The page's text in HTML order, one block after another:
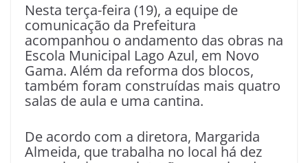
Nesta terça-feira (19), a equipe de
comunicação da Prefeitura
acompanhou o andamento das obras na
Escola Municipal Lago Azul, em Novo
Gama. Além da reforma dos blocos,
também foram construídas mais quatro
salas de aula e uma cantina.
De acordo com a diretora, Margarida
Almeida, que trabalha no local há dez